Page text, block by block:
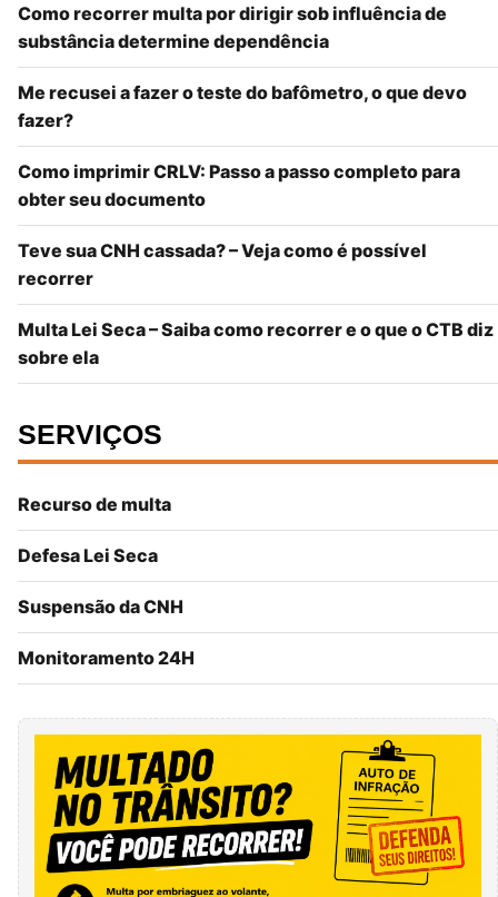
Como recorrer multa por dirigir sob influência de
substância determine dependência
Me recusei a fazer o teste do bafômetro, o que devo
fazer?
Como imprimir CRLV: Passo a passo completo para
obter seu documento
Teve sua CNH cassada? – Veja como é possível
recorrer
Multa Lei Seca – Saiba como recorrer e o que o CTB diz
sobre ela
SERVIÇOS
Recurso de multa
Defesa Lei Seca
Suspensão da CNH
Monitoramento 24H